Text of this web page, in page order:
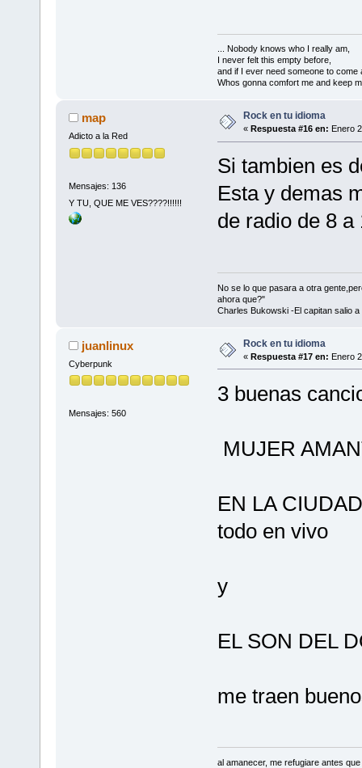
... Nobody knows who I really am,
I never felt this empty before,
and if I ever need someone to come
Whos gonna comfort me and keep
map
Adicto a la Red
Mensajes: 136
Y TU, QUE ME VES????!!!!!!
Rock en tu idioma
« Respuesta #16 en: Enero
Si tambien es
Esta y demas
de radio de 8
No se lo que pasara a otra
ahora que?"
Charles Bukowski -El capitan salio
juanlinux
Cyberpunk
Mensajes: 560
Rock en tu idioma
« Respuesta #17 en: Enero
3 buenas
MUJER
EN LA
todo en vivo
y
EL SON DEL
me traen
al amanecer, me refugiare antes